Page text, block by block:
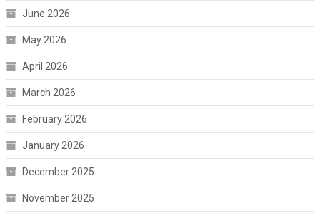
June 2026
May 2026
April 2026
March 2026
February 2026
January 2026
December 2025
November 2025